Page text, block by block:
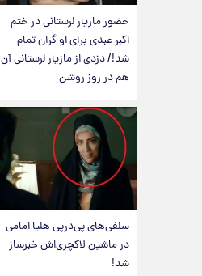
حضور مازیار لرستانی در ختم
اکبر عبدی برای او گران تمام
شد!/ دزدی از مازیار لرستانی آن
هم در روز روشن
سلفی‌های پی‌درپی هلیا امامی
در ماشین لاکچری‌اش خبرساز
شد!